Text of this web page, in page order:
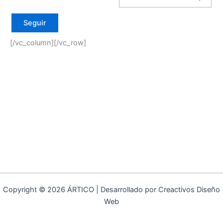
Seguir
[/vc_column][/vc_row]
Copyright © 2026 ÁRTICO | Desarrollado por Creactivos Diseño
Web